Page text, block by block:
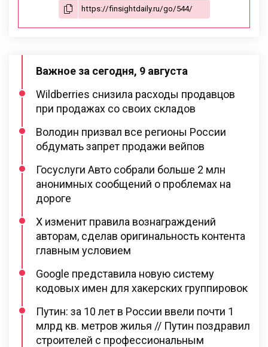
Важное за сегодня, 9 августа
Wildberries снизила расходы продавцов
при продажах со своих складов
Володин призвал все регионы России
обдумать запрет продажи вейпов
Госуслуги Авто собрали больше 2 млн
анонимных сообщений о проблемах на
дороге
X изменит правила вознаграждений
авторам, сделав оригинальность контента
главным условием
Google представила новую систему
кодовых имен для хакерских группировок
Путин: за 10 лет в России ввели почти 1
млрд кв. метров жилья // Путин поздравил
строителей с профессиональным